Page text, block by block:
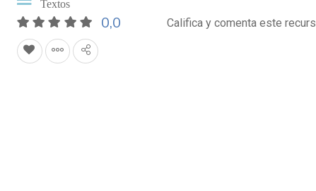
Textos
0,0 Califica y comenta este